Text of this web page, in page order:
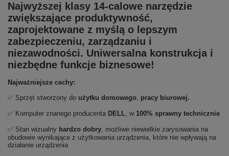
Najwyższej klasy 14-calowe narzędzie
zwiększające produktywność,
zaprojektowane z myślą o lepszym
zabezpieczeniu, zarządzaniu i
niezawodności. Uniwersalna konstrukcja i
niezbędne funkcje biznesowe!
Najważniejsze cechy:
✅ Sprzęt stworzony do użytku domowego, pracy biurowej.
✅ Komputer znanego producenta DELL, w 100% sprawny technicznie
✅ Stan wizualny bardzo dobry, możliwe niewielkie zarysowania na
obudowie wynikające z użytkowania urządzenia, które nie wpływają na
działanie urządzenia